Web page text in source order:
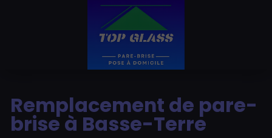
Remplacement de pare-
brise à Basse-Terre